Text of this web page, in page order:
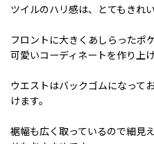
ツイルのハリ感は、とてもきれ
フロントに大きくあしらったポ
可愛いコーディネートを作り上
ウエストはバックゴムになって
けます。
裾幅も広く取っているので細見